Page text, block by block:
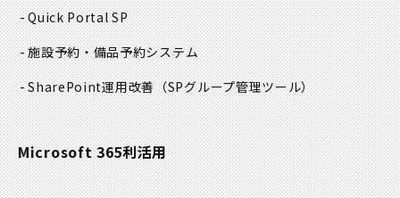
Quick Portal SP
施設予約・備品予約システム
SharePoint運用改善（SPグループ管理ツール）
Microsoft 365利活用